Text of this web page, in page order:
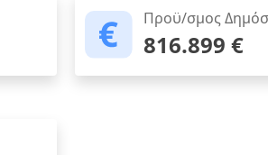
Προϋ/σμος
816.899 €